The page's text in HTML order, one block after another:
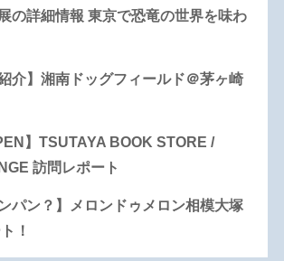
の詳細情報 東京で恐竜の世界を味わ
介】湘南ドッグフィールド＠茅ヶ崎
】TSUTAYA BOOK STORE /
訪問レポート
パン？】メロンドゥメロン相模大塚
！